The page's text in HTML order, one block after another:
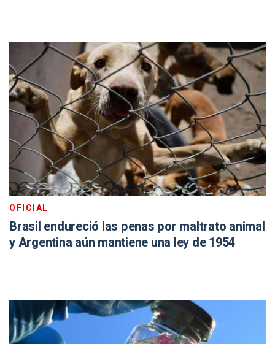
OFICIAL
Brasil endureció las penas por maltrato animal
y Argentina aún mantiene una ley de 1954